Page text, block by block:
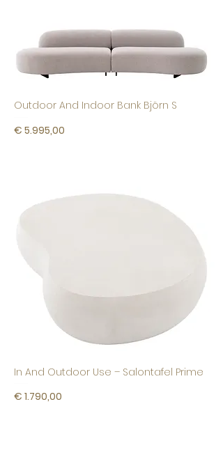
Outdoor And Indoor Bank Björn S
Prijs
€ 5.995,00
In And Outdoor Use – Salontafel Prime
Prijs
€ 1.790,00